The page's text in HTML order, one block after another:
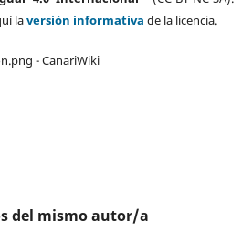
laversión informativa de la licencia.
del mismo autor/a